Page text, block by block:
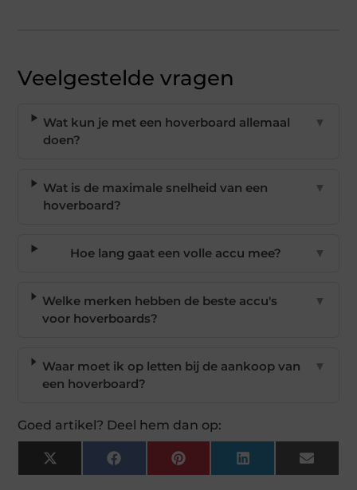
Veelgestelde vragen
Wat kun je met een hoverboard allemaal
doen?
▼
Wat is de maximale snelheid van een
hoverboard?
▼
Hoe lang gaat een volle accu mee? ▼
Welke merken hebben de beste accu's
voor hoverboards?
▼
Waar moet ik op letten bij de aankoop van
een hoverboard?
▼
Goed artikel? Deel hem dan op:
X
(Twitter)
FacebookPinterest LinkedIn Email